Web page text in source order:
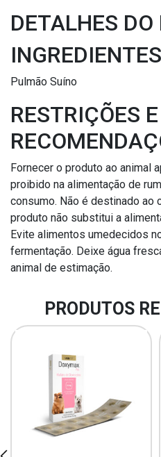
DETALHES DO
INGREDIENTES
Pulmão Suíno
RESTRIÇÕES E
Fornecer o produto ao animal
proibido na alimentação de
consumo. Não é destinado ao
produto não substitui a
Evite alimentos umedecidos
fermentação. Deixe água
animal de estimação.
PRODUTOS